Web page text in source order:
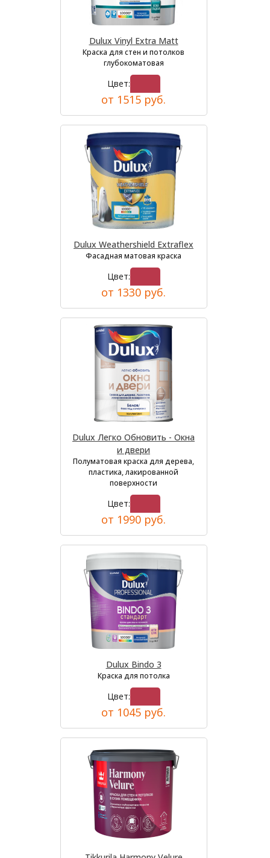
Dulux Vinyl Extra Matt
Краска для стен и потолков
глубокоматовая
Цвет:
от 1515 руб.
Dulux Weathershield Extraflex
Фасадная матовая краска
Цвет:
от 1330 руб.
Dulux Легко Обновить - Окна
и двери
Полуматовая краска для дерева,
пластика, лакированной
поверхности
Цвет:
от 1990 руб.
Dulux Bindo 3
Краска для потолка
Цвет:
от 1045 руб.